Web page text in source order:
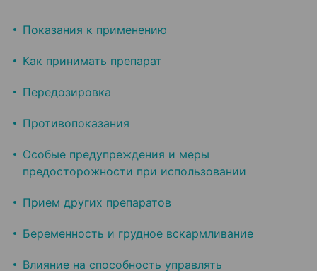
Показания к применению
Как принимать препарат
Передозировка
Противопоказания
Особые предупреждения и меры
предосторожности при использовании
Прием других препаратов
Беременность и грудное вскармливание
Влияние на способность управлять